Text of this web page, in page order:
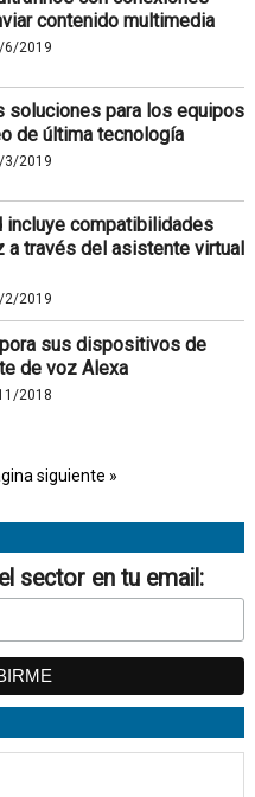
contenido multimedia
6/2019
soluciones para los equipos
de última tecnología
3/2019
incluye compatibilidades
a través del asistente virtual
2/2019
sus dispositivos de
de voz Alexa
2018
siguiente »
sector en tu email: